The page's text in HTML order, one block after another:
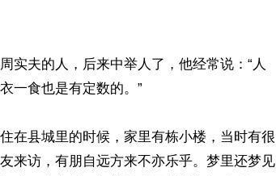
实夫的人，后来中举人了，他经常说：“人
一食也是有定数的。”
在县城里的时候，家里有栋小楼，当时有很
来访，有朋自远方来不亦乐乎。梦里还梦见